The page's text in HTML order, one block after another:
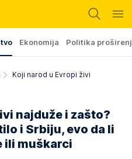
Ekonomija Politika
Koji narod u Evropi živi
najduže i zašto?
i Srbiju, evo da li
ili muškarci